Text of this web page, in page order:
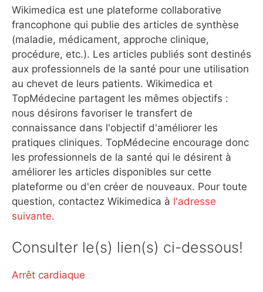
Wikimedica est une plateforme collaborative
francophone qui publie des articles de synthèse
(maladie, médicament, approche clinique,
procédure, etc.). Les articles publiés sont destinés
aux professionnels de la santé pour une utilisation
au chevet de leurs patients. Wikimedica et
TopMédecine partagent les mêmes objectifs :
nous désirons favoriser le transfert de
connaissance dans l'objectif d'améliorer les
pratiques cliniques. TopMédecine encourage donc
les professionnels de la santé qui le désirent à
améliorer les articles disponibles sur cette
plateforme ou d'en créer de nouveaux. Pour toute
question, contactez Wikimedica à l'adresse
suivante.
Consulter le(s) lien(s) ci-dessous!
Arrêt cardiaque